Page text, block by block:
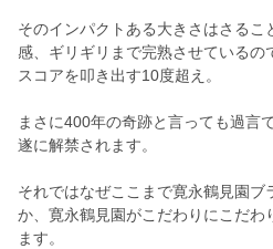
そのインパクトある大きさはさるこ
感、ギリギリまで完熟させている
スコアを叩き出す10度超え。
まさに400年の奇跡と言っても過言
遂に解禁されます。
それではなぜここまで寛永鶴見園ブ
か、寛永鶴見園がこだわりにこだわ
ます。